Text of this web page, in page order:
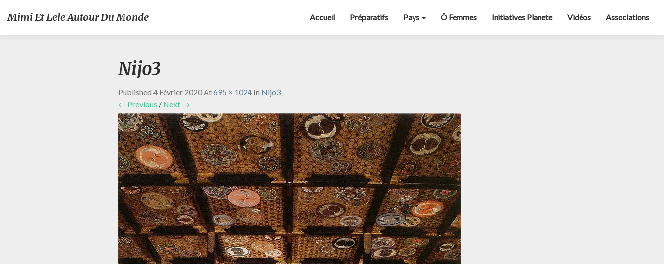
Mimi Et Lele Autour Du Monde Accueil Préparatifs Pays Ô Femmes Initiatives Planete Vidéos Associations
Nijo3
Published 4 Février 2020At695 × 1024 In Nijo3
← Previous / Next →